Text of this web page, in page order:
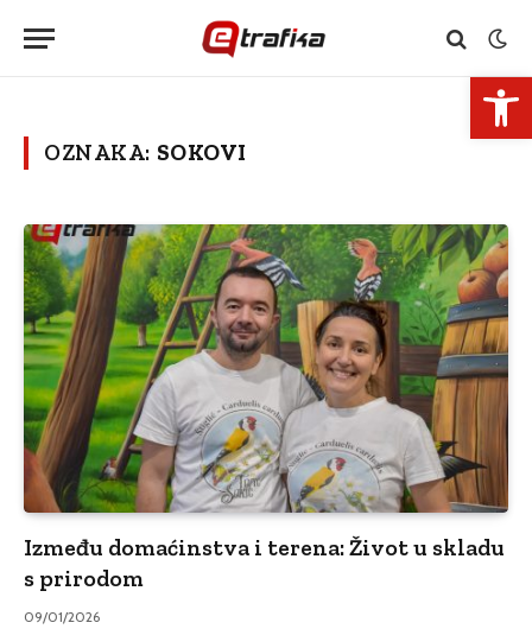
OZNAKA: SOKOVI
Između domaćinstva i terena: Život u skladu
s prirodom
09/01/2026